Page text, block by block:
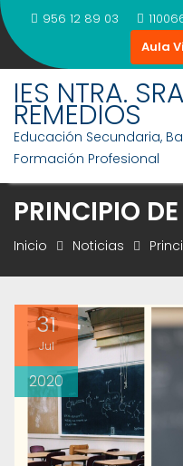
Saltar
al
contenido
956 12 89 03
Aula
IES NTRA.
REMEDIOS
Educación Secundaria,
Formación Profesional
PRINCIPIO
Inicio Noticias
31
Jul
2020